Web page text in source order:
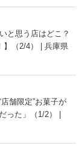
と思う店はどこ？
】（2/4） | 兵庫県
舗限定”お菓子が
った」（1/2） |